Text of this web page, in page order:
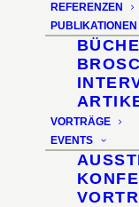
REFERENZEN
PUBLIKATIONEN
VORTRÄGE
EVENTS
auf